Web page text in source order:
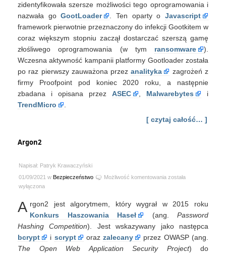
zidentyfikowała szersze możliwości tego oprogramowania i
nazwała goGootLoader . Ten oparty oJavascript
framework pierwotnie przeznaczony do infekcji Gootkitem w
coraz większym stopniu zaczął dostarczać szerszą gamę
złośliwego oprogramowania (w tym ransomware
).
Wczesna aktywność kampanii platformy Gootloader została
po raz pierwszy zauważona przezanalityka
zagrożeń z
firmy Proofpoint pod koniec 2020 roku, a następnie
zbadana i opisana przez ASEC Malwarebytes
i
TrendMicro
[ czytaj całość… ]
Argon2
Napisał: Patryk Krawaczyński
01/09/2021 w Bezpieczeństwo Możliwość komentowania Argon2
została
wyłączona
A rgon2 jest algorytmem, który wygrał w 2015 roku
Konkurs Haszowania Haseł
(ang. Password
Hashing Competition). Jest wskazywany jako następca
bcrypt
i scrypt orazzalecany
przez OWASP (ang.
The Open Web Application Security Project) do